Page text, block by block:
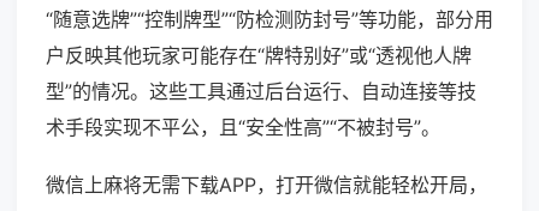
“随意选牌”“控制牌型”“防检测防封号”等功能，部分用
户反映其他玩家可能存在“牌特别好”或“透视他人牌
型”的情况。这些工具通过后台运行、自动连接等技
术手段实现不平公，且“安全性高”“不被封号”。
微信上麻将无需下载APP，打开微信就能轻松开局，